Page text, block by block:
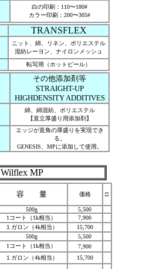
白の印刷：110〜180#
カラー印刷：200〜305#
TRANSFLEX
ニット、綿、リネン、ポリエステル
混紡レーヨン、ナイロンメッシュ
転写用（ホットピール）
その他添加剤等
STRAIGHT-UP
HIGHDENSITY ADDITIVES
綿、綿混紡、ポリエステル
【直立厚盛り用添加剤】
エッジが直角の厚盛りを実現でき
る。
GENESIS、MPに添加して使用。
Wilflex MP
容 量 価格 □
500g
5,500
1コート（1k相当）
7,900
１ガロン（4k相当）
15,700
500g
5,500
1コート（1k相当）
7,900
１ガロン（4k相当）
15,700